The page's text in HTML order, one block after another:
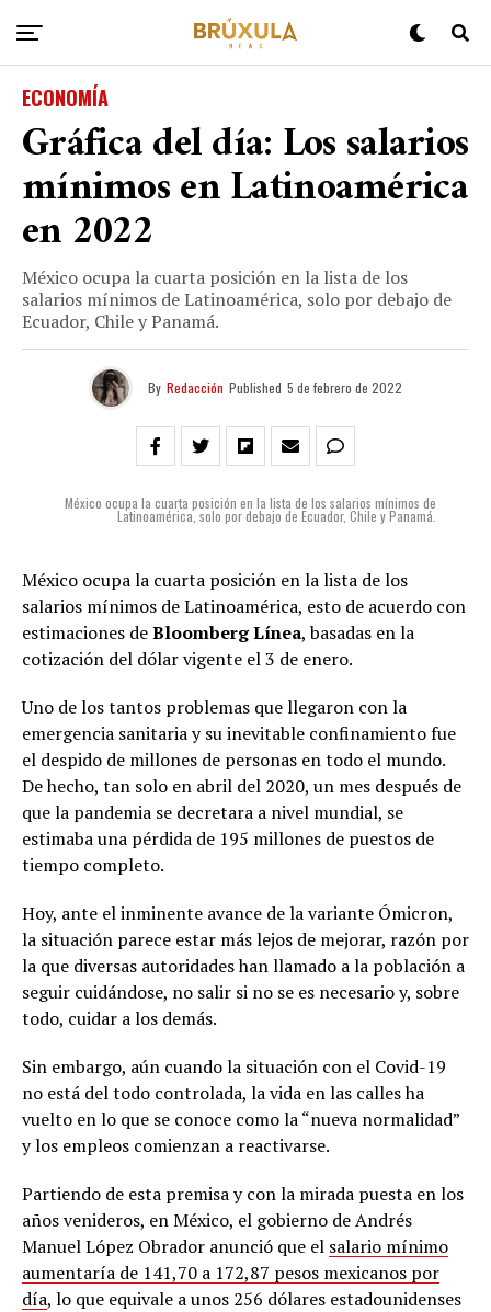
ECONOMÍA
Gráfica del día: Los salarios
mínimos en Latinoamérica
en 2022
México ocupa la cuarta posición en la lista de los
salarios mínimos de Latinoamérica, solo por debajo de
Ecuador, Chile y Panamá.
By Redacción Published 5 de febrero de 2022
México ocupa la cuarta posición en la lista de los salarios mínimos de
Latinoamérica, solo por debajo de Ecuador, Chile y Panamá.
México ocupa la cuarta posición en la lista de los
salarios mínimos de Latinoamérica, esto de acuerdo con
estimaciones deBloomberg Línea, basadas en la
cotización del dólar vigente el 3 de enero.
Uno de los tantos problemas que llegaron con la
emergencia sanitaria y su inevitable confinamiento fue
el despido de millones de personas en todo el mundo.
De hecho, tan solo en abril del 2020, un mes después de
que la pandemia se decretara a nivel mundial, se
estimaba una pérdida de 195 millones de puestos de
tiempo completo.
Hoy, ante el inminente avance de la variante Ómicron,
la situación parece estar más lejos de mejorar, razón por
la que diversas autoridades han llamado a la población a
seguir cuidándose, no salir si no se es necesario y, sobre
todo, cuidar a los demás.
Sin embargo, aún cuando la situación con el Covid-19
no está del todo controlada, la vida en las calles ha
vuelto en lo que se conoce como la “nueva normalidad”
y los empleos comienzan a reactivarse.
Partiendo de esta premisa y con la mirada puesta en los
años venideros, en México, el gobierno de Andrés
Manuel López Obrador anunció que el salario mínimo
aumentaría de 141,70 a 172,87 pesos mexicanos por
día, lo que equivale a unos 256 dólares estadounidenses